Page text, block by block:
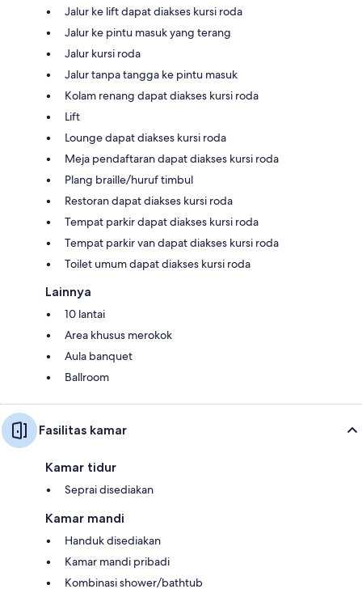
Jalur ke lift dapat diakses kursi roda
Jalur ke pintu masuk yang terang
Jalur kursi roda
Jalur tanpa tangga ke pintu masuk
Kolam renang dapat diakses kursi roda
Lift
Lounge dapat diakses kursi roda
Meja pendaftaran dapat diakses kursi roda
Plang braille/huruf timbul
Restoran dapat diakses kursi roda
Tempat parkir dapat diakses kursi roda
Tempat parkir van dapat diakses kursi roda
Toilet umum dapat diakses kursi roda
Lainnya
10 lantai
Area khusus merokok
Aula banquet
Ballroom
Fasilitas kamar
Kamar tidur
Seprai disediakan
Kamar mandi
Handuk disediakan
Kamar mandi pribadi
Kombinasi shower/bathtub